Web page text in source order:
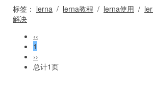
标签： lerna / lerna教程 / lerna使用 /
解决
‹‹
1
››
总计1页